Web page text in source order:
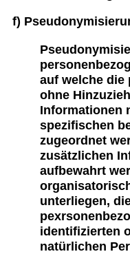
f)
auf welche die
ohne
Informationen
spezifischen
zugeordnet
zusätzlichen
aufbewahrt
unterliegen,
identifizierten
natürlichen